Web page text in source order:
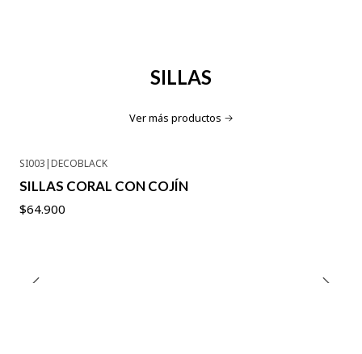
SILLAS
Ver más productos
SI003|DECOBLACK
SILLAS CORAL CON COJÍN
$64.900